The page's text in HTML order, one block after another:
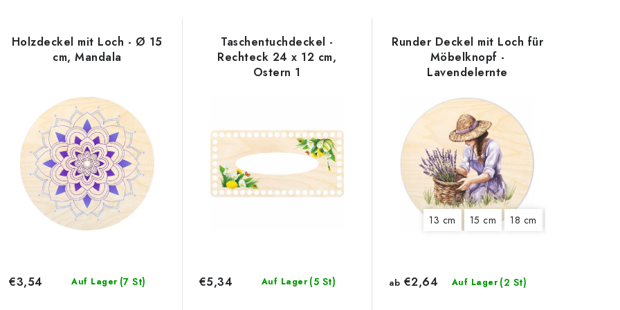
Holzdeckel mit Loch - Ø 15
cm, Mandala
Auf Lager (7 St)
€3,54
Taschentuchdeckel -
Rechteck 24 x 12 cm,
Ostern 1
Auf Lager (5 St)
€5,34
Runder Deckel mit Loch für
Möbelknopf -
Lavendelernte
13 cm 15 cm 18 cm
Auf Lager (2 St)
ab €2,64